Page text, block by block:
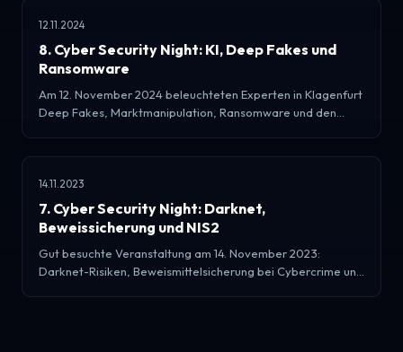
12.11.2024
8. Cyber Security Night: KI, Deep Fakes und
Ransomware
Am 12. November 2024 beleuchteten Experten in Klagenfurt
Deep Fakes, Marktmanipulation, Ransomware und den
14.11.2023
7. Cyber Security Night: Darknet,
Beweissicherung und NIS2
Gut besuchte Veranstaltung am 14. November 2023:
Darknet-Risiken, Beweismittelsicherung bei Cybercrime und